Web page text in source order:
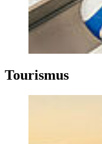
Tou­ris­mus